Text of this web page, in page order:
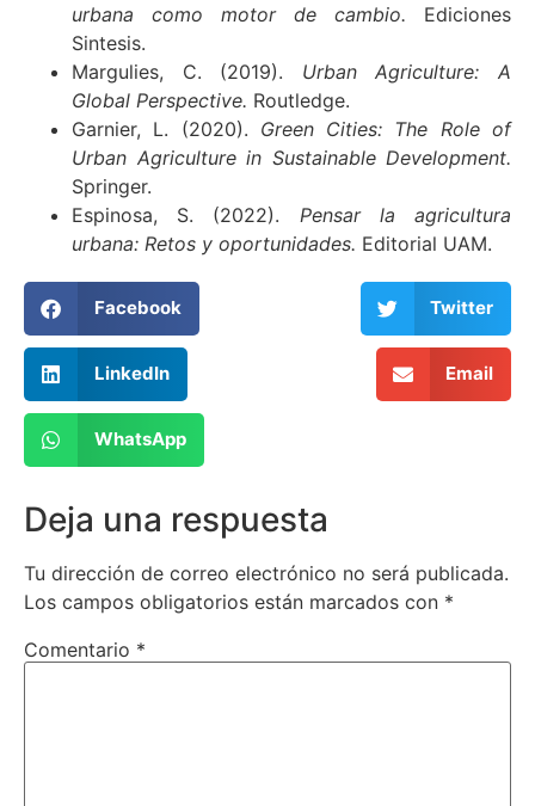
urbana como motor de cambio. Ediciones
Sintesis.
Margulies, C. (2019). Urban Agriculture: A
Global Perspective. Routledge.
Garnier, L. (2020). Green Cities: The Role of
Urban Agriculture in Sustainable Development.
Springer.
Espinosa, S. (2022). Pensar la agricultura
urbana: Retos y oportunidades. Editorial UAM.
Facebook Twitter
LinkedIn Email
WhatsApp
Deja una respuesta
Tu dirección de correo electrónico no será publicada.
Los campos obligatorios están marcados con *
Comentario *